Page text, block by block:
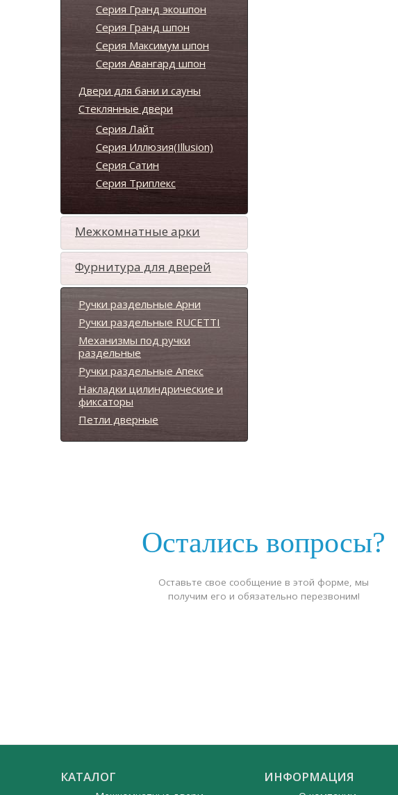
Серия Гранд экошпон
Серия Гранд шпон
Серия Максимум шпон
Серия Авангард шпон
Двери для бани и сауны
Стеклянные двери
Серия Лайт
Серия Иллюзия(Illusion)
Серия Сатин
Серия Триплекс
Межкомнатные арки
Фурнитура для дверей
Ручки раздельные Арни
Ручки раздельные RUCETTI
Механизмы под ручки
раздельные
Ручки раздельные Апекс
Накладки цилиндрические и
фиксаторы
Петли дверные
Остались вопросы?
Оставьте свое сообщение в этой форме, мы
получим его и обязательно перезвоним!
КАТАЛОГ ИНФОРМАЦИЯ